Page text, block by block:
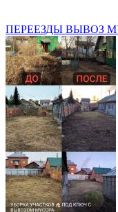
ПЕРЕЕЗДЫ ВЫВОЗ